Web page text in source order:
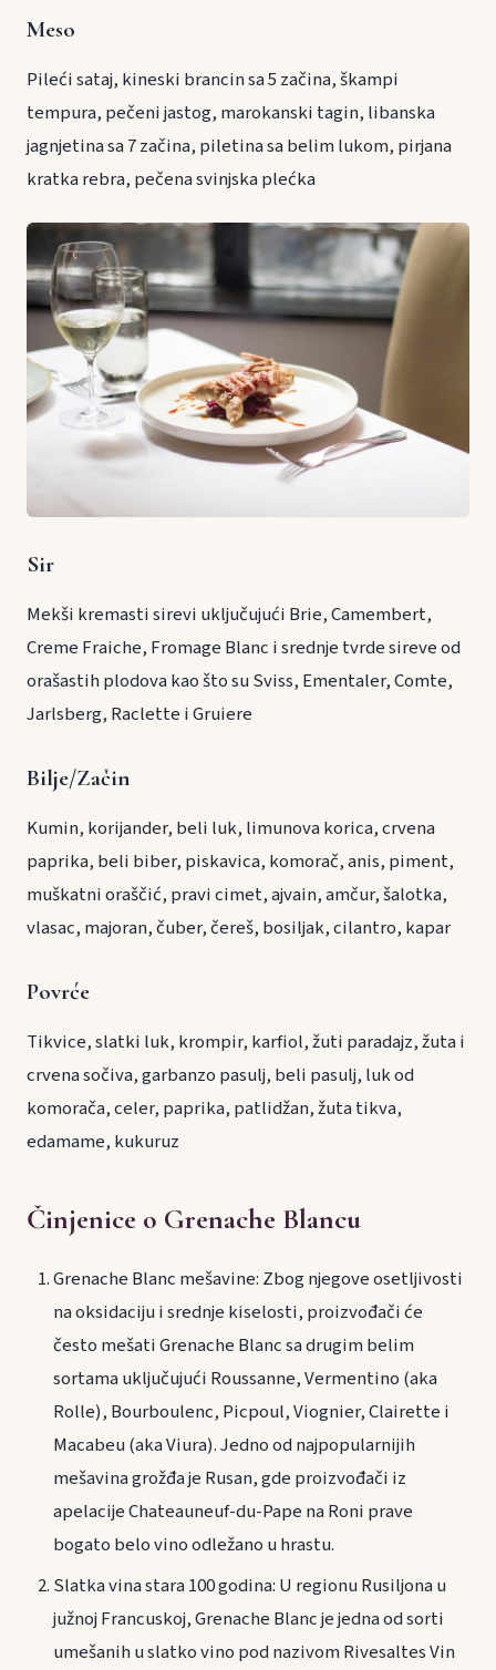
Meso
Pileći sataj, kineski brancin sa 5 začina, škampi
tempura, pečeni jastog, marokanski tagin, libanska
jagnjetina sa 7 začina, piletina sa belim lukom, pirjana
kratka rebra, pečena svinjska plećka
Sir
Mekši kremasti sirevi uključujući Brie, Camembert,
Creme Fraiche, Fromage Blanc i srednje tvrde sireve od
orašastih plodova kao što su Sviss, Ementaler, Comte,
Jarlsberg, Raclette i Gruiere
Bilje/Začin
Kumin, korijander, beli luk, limunova korica, crvena
paprika, beli biber, piskavica, komorač, anis, piment,
muškatni oraščić, pravi cimet, ajvain, amčur, šalotka,
vlasac, majoran, čuber, čereš, bosiljak, cilantro, kapar
Povrće
Tikvice, slatki luk, krompir, karfiol, žuti paradajz, žuta i
crvena sočiva, garbanzo pasulj, beli pasulj, luk od
komorača, celer, paprika, patlidžan, žuta tikva,
edamame, kukuruz
Činjenice o Grenache Blancu
Grenache Blanc mešavine: Zbog njegove osetljivosti
na oksidaciju i srednje kiselosti, proizvođači će
često mešati Grenache Blanc sa drugim belim
sortama uključujući Roussanne, Vermentino (aka
Rolle), Bourboulenc, Picpoul, Viognier, Clairette i
Macabeu (aka Viura). Jedno od najpopularnijih
mešavina grožđa je Rusan, gde proizvođači iz
apelacije Chateauneuf-du-Pape na Roni prave
bogato belo vino odležano u hrastu.
Slatka vina stara 100 godina: U regionu Rusiljona u
južnoj Francuskoj, Grenache Blanc je jedna od sorti
umešanih u slatko vino pod nazivom Rivesaltes Vin